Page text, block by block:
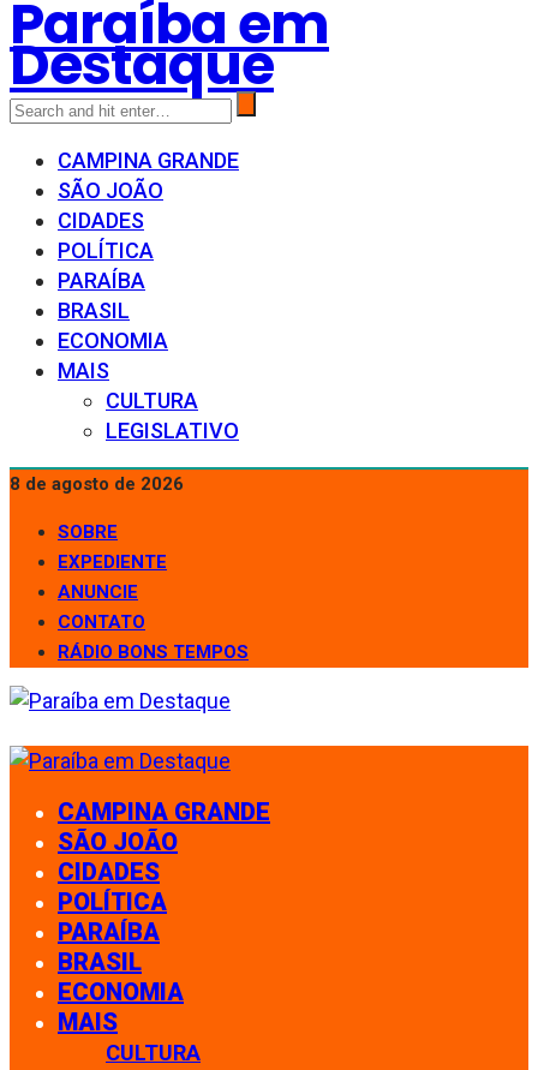
Paraíba em
Destaque
CAMPINA GRANDE
SÃO JOÃO
CIDADES
POLÍTICA
PARAÍBA
BRASIL
ECONOMIA
MAIS
CULTURA
LEGISLATIVO
8 de agosto de 2026
SOBRE
EXPEDIENTE
ANUNCIE
CONTATO
RÁDIO BONS TEMPOS
CAMPINA GRANDE
SÃO JOÃO
CIDADES
POLÍTICA
PARAÍBA
BRASIL
ECONOMIA
MAIS
CULTURA